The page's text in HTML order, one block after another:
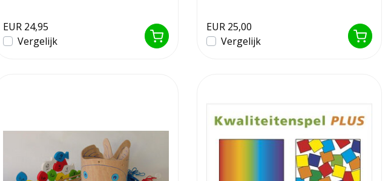
EUR 24,95
Vergelijk
EUR 25,00
Vergelijk